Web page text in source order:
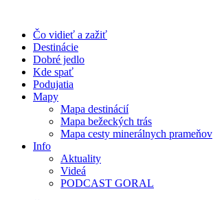
obsah
Čo vidieť a zažiť
Destinácie
Dobré jedlo
Kde spať
Podujatia
Mapy
Mapa destinácií
Mapa bežeckých trás
Mapa cesty minerálnych prameňov
Info
Aktuality
Videá
PODCAST GORAL